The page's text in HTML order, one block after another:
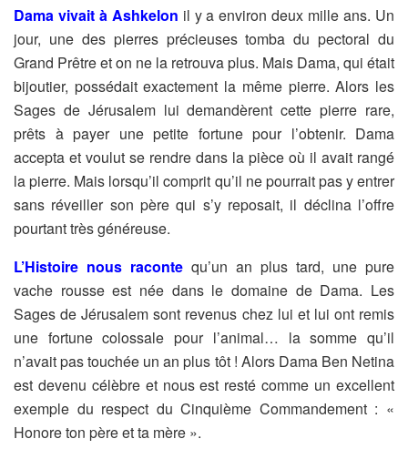
Dama vivait à Ashkelon il y a environ deux mille ans. Un
jour, une des pierres précieuses tomba du pectoral du
Grand Prêtre et on ne la retrouva plus. Mais Dama, qui était
bijoutier, possédait exactement la même pierre. Alors les
Sages de Jérusalem lui demandèrent cette pierre rare,
prêts à payer une petite fortune pour l’obtenir. Dama
accepta et voulut se rendre dans la pièce où il avait rangé
la pierre. Mais lorsqu’il comprit qu’il ne pourrait pas y entrer
sans réveiller son père qui s’y reposait, il déclina l’offre
pourtant très généreuse.
L’Histoire nous raconte qu’un an plus tard, une pure
vache rousse est née dans le domaine de Dama. Les
Sages de Jérusalem sont revenus chez lui et lui ont remis
une fortune colossale pour l’animal… la somme qu’il
n’avait pas touchée un an plus tôt ! Alors Dama Ben Netina
est devenu célèbre et nous est resté comme un excellent
exemple du respect du Cinquième Commandement : «
Honore ton père et ta mère ».